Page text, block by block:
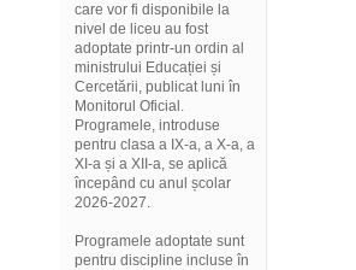
care vor fi disponibile la
nivel de liceu au fost
adoptate printr-un ordin al
ministrului Educației și
Cercetării, publicat luni în
Monitorul Oficial.
Programele, introduse
pentru clasa a IX-a, a X-a, a
XI-a și a XII-a, se aplică
începând cu anul școlar
2026-2027.
Programele adoptate sunt
pentru discipline incluse în